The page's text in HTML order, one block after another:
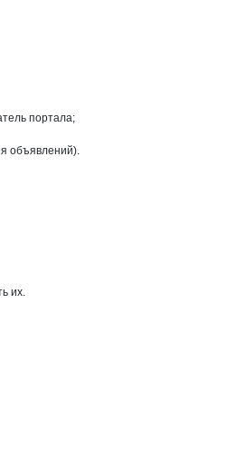
портала;
объявлений).
их.